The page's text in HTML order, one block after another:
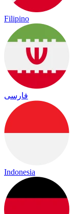
Filipino
فارسی
Indonesia